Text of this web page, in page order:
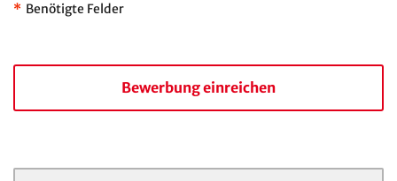
* Benötigte Felder
Bewerbung einreichen